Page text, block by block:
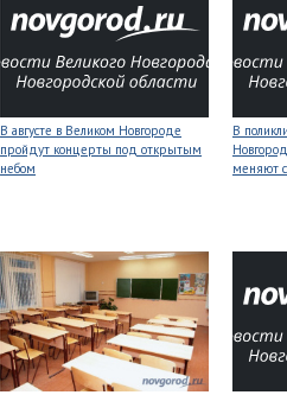
В августе в Великом Новгороде
пройдут концерты под открытым
небом
В
меняют